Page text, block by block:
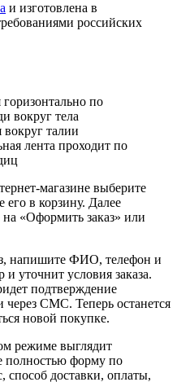
и изготовлена в
российских
горизонтально по
вокруг тела
вокруг талии
лента проходит по
магазине выберите
его в корзину. Далее
«Оформить заказ» или
напишите ФИО, телефон и
уточнит условия заказа.
подтверждение
через СМС. Теперь останется
новой покупке.
режиме выглядит
полностью форму по
способ доставки, оплаты,